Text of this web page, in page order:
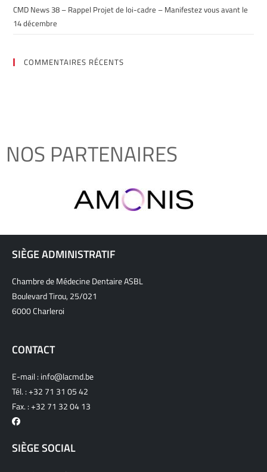
CMD News 38 – Rappel Projet de loi-cadre – Manifestez vous avant le
14 décembre
COMMENTAIRES RÉCENTS
NOS PARTENAIRES
SIÈGE ADMINISTRATIF
Chambre de Médecine Dentaire ASBL
Boulevard Tirou, 25/021
6000 Charleroi
CONTACT
E-mail : info@lacmd.be
Tél. :+32 71 31 05 42
Fax. : +32 71 32 04 13
SIÈGE SOCIAL